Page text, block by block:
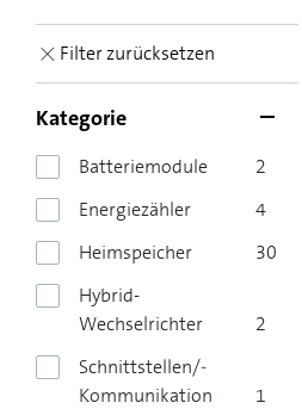
Filter zurücksetzen
Kategorie
Batteriemodule
2
Energiezähler
4
Heimspeicher
30
Hybrid-
Wechselrichter
2
Schnittstellen/­
Kommunikation
1